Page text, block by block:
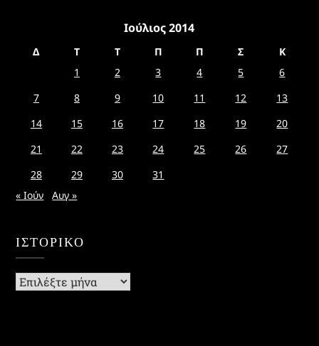
Ιούλιος 2014
Δ Τ Τ Π Π Σ
Κ
1
2 3 4 5
6
7
8 9 10 11 12
13
14
15 16 17 18 19
20
21
22 23 24 25 26
27
28
29 30
31
« Ιούν
Αυγ »
ΙΣΤΟΡΙΚΌ
Ιστορικό